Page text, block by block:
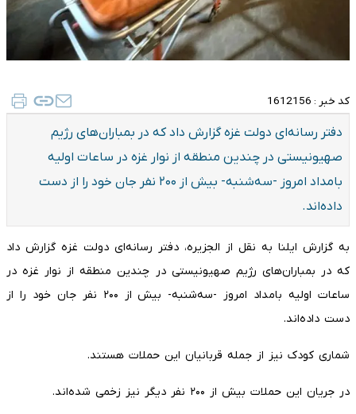
کد خبر : 1612156
دفتر رسانه‌ای دولت غزه گزارش داد که در بمباران‌های رژیم
صهیونیستی در چندین منطقه از نوار غزه در ساعات اولیه
بامداد امروز -سه‌شنبه- بیش از ۲۰۰ نفر جان خود را از دست
داده‌اند.
به گزارش ایلنا به نقل از الجزیره، دفتر رسانه‌ای دولت غزه گزارش داد
که در بمباران‌های رژیم صهیونیستی در چندین منطقه از نوار غزه در
ساعات اولیه بامداد امروز -سه‌شنبه- بیش از ۲۰۰ نفر جان خود را از
دست داده‌اند.
شماری کودک نیز از جمله قربانیان این حملات هستند.
در جریان این حملات بیش از ۲۰۰ نفر دیگر نیز زخمی شده‌اند.